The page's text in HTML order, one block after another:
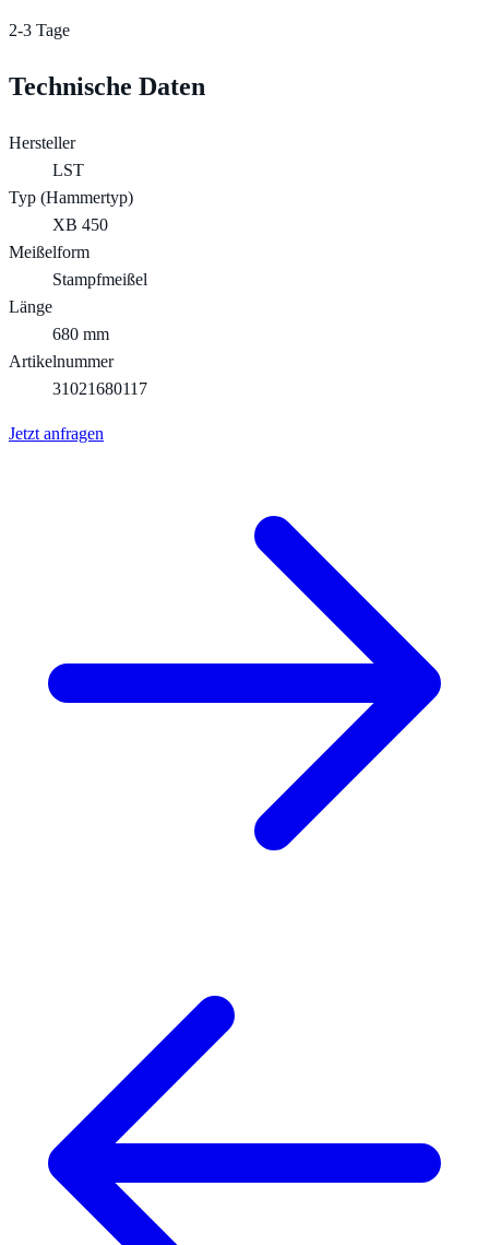
2-3 Tage
Technische Daten
Hersteller
LST
Typ (Hammertyp)
XB 450
Meißelform
Stampfmeißel
Länge
680 mm
Artikelnummer
31021680117
Jetzt anfragen